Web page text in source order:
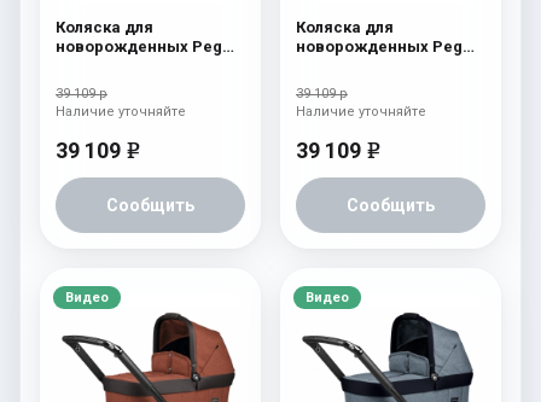
Коляска для
новорожденных Peg
(шасси Jet) Cream
39 109 р
39 109 e
Сообщить
Наличие уточняйте
Коляска для
новорожденных Peg
(шасси Jet) Fleur
39 109 р
39 109 e
Сообщить
Наличие уточняйте
Видео Видео